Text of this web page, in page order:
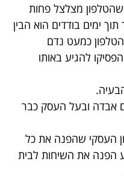
מצלצל פחות
ימים בודדים הוא הבין
כמעט נדם
להגיע באותו
אבדה ובעל העסק כבר
העסקי שהפנה את כל
הפנה את השיחות לבית